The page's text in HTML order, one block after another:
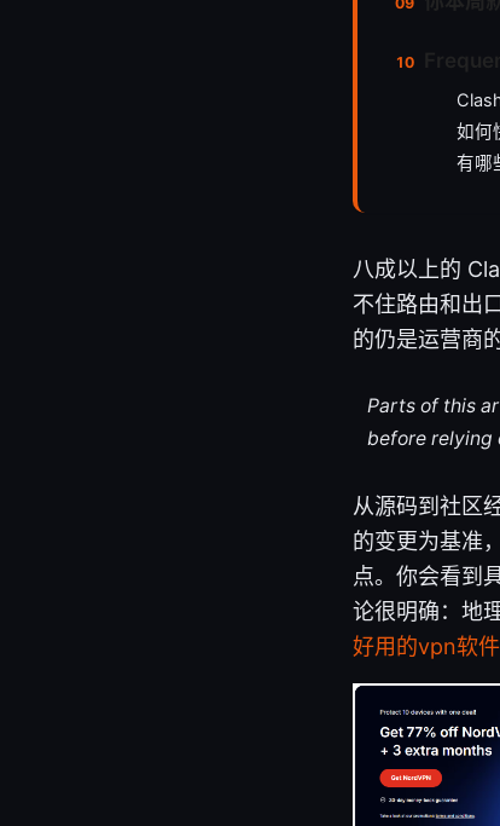
如何
有哪
八成以上的
不住路由和出
的仍是运营商
Parts of this
before relying
从源码到社区
的变更为基准
点。你会看到
论很明确：地
好用的vpn软